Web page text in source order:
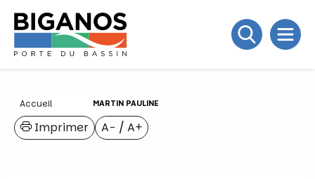
Accueil MARTIN PAULINE
A− / A+
Imprimer